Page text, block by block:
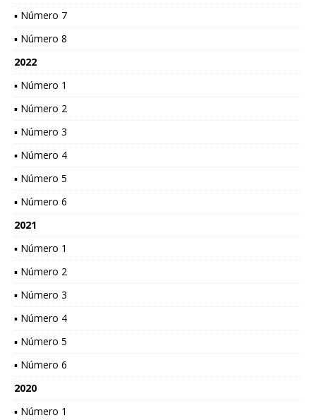
▪ Número 7
▪ Número 8
2022
▪ Número 1
▪ Número 2
▪ Número 3
▪ Número 4
▪ Número 5
▪ Número 6
2021
▪ Número 1
▪ Número 2
▪ Número 3
▪ Número 4
▪ Número 5
▪ Número 6
2020
▪ Número 1